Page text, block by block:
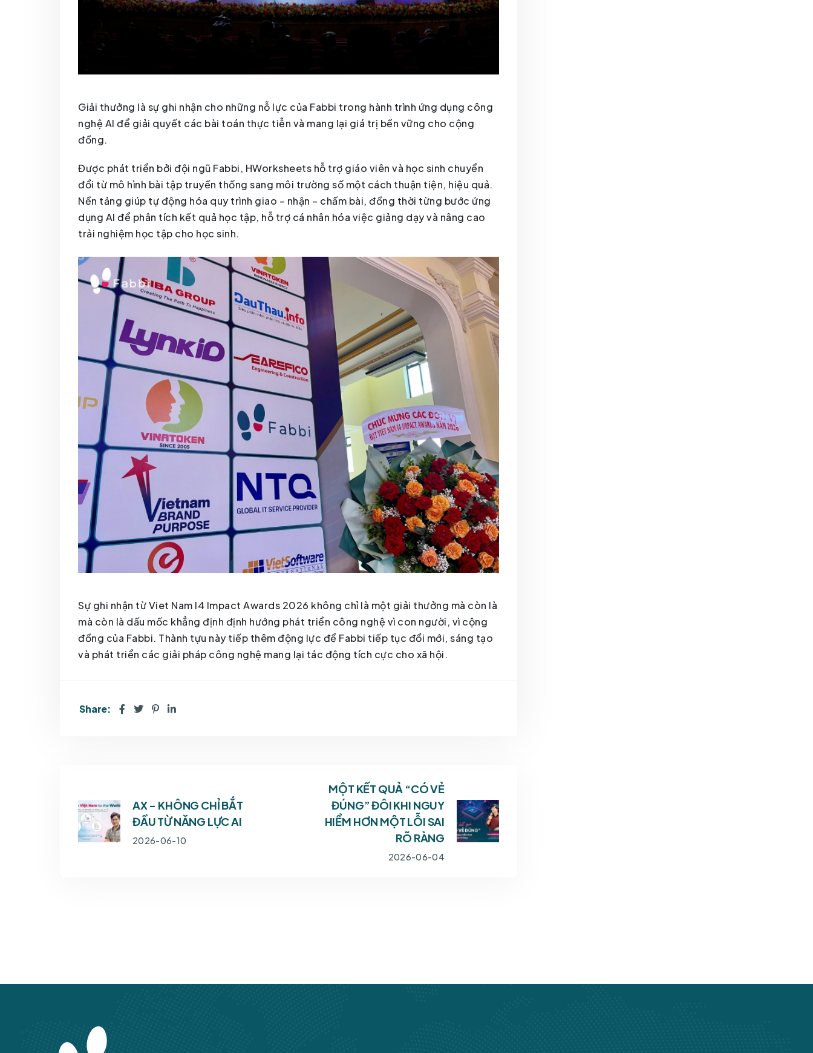
Giải thưởng là sự ghi nhận cho những nỗ lực của Fabbi trong hành trình ứng dụng công
nghệ AI để giải quyết các bài toán thực tiễn và mang lại giá trị bền vững cho cộng
đồng.
Được phát triển bởi đội ngũ Fabbi, HWorksheets hỗ trợ giáo viên và học sinh chuyển
đổi từ mô hình bài tập truyền thống sang môi trường số một cách thuận tiện, hiệu quả.
Nền tảng giúp tự động hóa quy trình giao – nhận – chấm bài, đồng thời từng bước ứng
dụng AI để phân tích kết quả học tập, hỗ trợ cá nhân hóa việc giảng dạy và nâng cao
trải nghiệm học tập cho học sinh.
Sự ghi nhận từ Viet Nam I4 Impact Awards 2026 không chỉ là một giải thưởng mà còn là
mà còn là dấu mốc khẳng định định hướng phát triển công nghệ vì con người, vì cộng
đồng của Fabbi. Thành tựu này tiếp thêm động lực để Fabbi tiếp tục đổi mới, sáng tạo
và phát triển các giải pháp công nghệ mang lại tác động tích cực cho xã hội.
Share:
AX - KHÔNG CHỈ BẮT
ĐẦU TỪ NĂNG LỰC AI
2026-06-10
MỘT KẾT QUẢ “CÓ VẺ
ĐÚNG” ĐÔI KHI NGUY
HIỂM HƠN MỘT LỖI SAI
RÕ RÀNG
2026-06-04